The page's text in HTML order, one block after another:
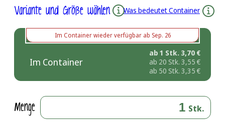
Variante und Größe wählen Was bedeutet Container
Im Containerwieder verfügbar ab Sep. 26
Im Container
ab 1 Stk. 3,70 €
ab 20 Stk. 3,55 €
ab 50 Stk. 3,35 €
Menge Stk.